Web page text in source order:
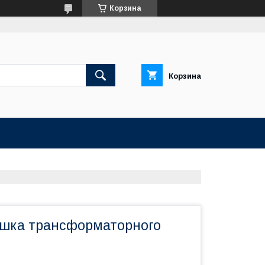
Корзина
Корзина
трансформаторного